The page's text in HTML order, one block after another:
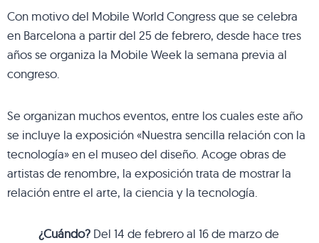
Con motivo del Mobile World Congress que se celebra
en Barcelona a partir del 25 de febrero, desde hace tres
años se organiza la Mobile Week la semana previa al
congreso.
Se organizan muchos eventos, entre los cuales este año
se incluye la exposición «Nuestra sencilla relación con la
tecnología» en el museo del diseño. Acoge obras de
artistas de renombre, la exposición trata de mostrar la
relación entre el arte, la ciencia y la tecnología.
¿Cuándo? Del 14 de febrero al 16 de marzo de